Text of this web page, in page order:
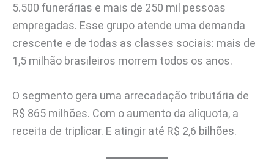
5.500 funerárias e mais de 250 mil pessoas
empregadas. Esse grupo atende uma demanda
crescente e de todas as classes sociais: mais de
1,5 milhão brasileiros morrem todos os anos.
O segmento gera uma arrecadação tributária de
R$ 865 milhões. Com o aumento da alíquota, a
receita de triplicar. E atingir até R$ 2,6 bilhões.